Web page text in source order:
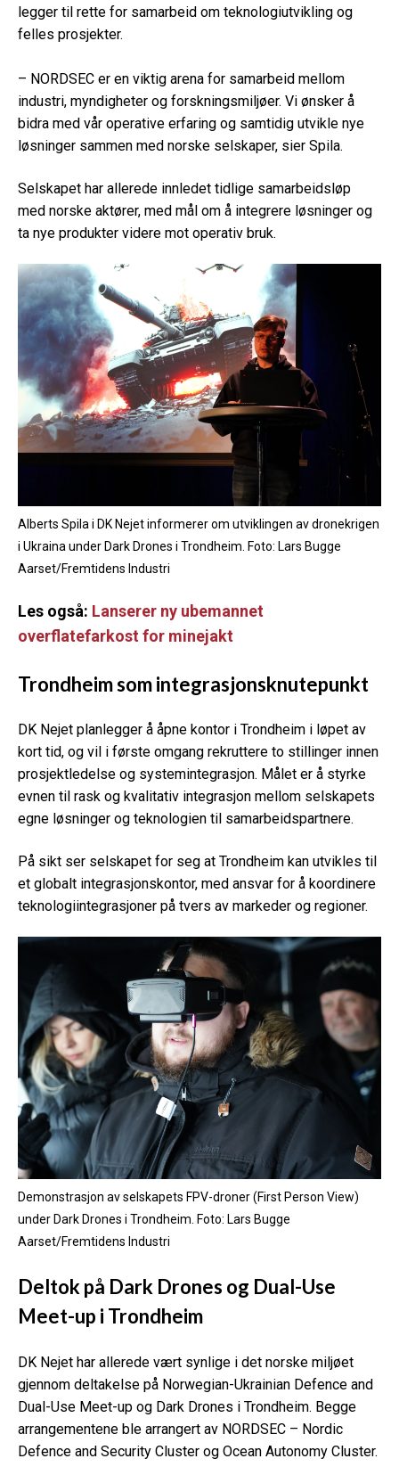
legger til rette for samarbeid om teknologiutvikling og
felles prosjekter.
– NORDSEC er en viktig arena for samarbeid mellom
industri, myndigheter og forskningsmiljøer. Vi ønsker å
bidra med vår operative erfaring og samtidig utvikle nye
løsninger sammen med norske selskaper, sier Spila.
Selskapet har allerede innledet tidlige samarbeidsløp
med norske aktører, med mål om å integrere løsninger og
ta nye produkter videre mot operativ bruk.
Alberts Spila i DK Nejet informerer om utviklingen av dronekrigen
i Ukraina under Dark Drones i Trondheim. Foto: Lars Bugge
Aarset/Fremtidens Industri
Les også: Lanserer ny ubemannet
overflatefarkost for minejakt
Trondheim som integrasjonsknutepunkt
DK Nejet planlegger å åpne kontor i Trondheim i løpet av
kort tid, og vil i første omgang rekruttere to stillinger innen
prosjektledelse og systemintegrasjon. Målet er å styrke
evnen til rask og kvalitativ integrasjon mellom selskapets
egne løsninger og teknologien til samarbeidspartnere.
På sikt ser selskapet for seg at Trondheim kan utvikles til
et globalt integrasjonskontor, med ansvar for å koordinere
teknologiintegrasjoner på tvers av markeder og regioner.
Demonstrasjon av selskapets FPV-droner (First Person View)
under Dark Drones i Trondheim. Foto: Lars Bugge
Aarset/Fremtidens Industri
Deltok på Dark Drones og Dual-Use
Meet-up i Trondheim
DK Nejet har allerede vært synlige i det norske miljøet
gjennom deltakelse på Norwegian-Ukrainian Defence and
Dual-Use Meet-up og Dark Drones i Trondheim. Begge
arrangementene ble arrangert av NORDSEC – Nordic
Defence and Security Cluster og Ocean Autonomy Cluster.